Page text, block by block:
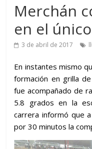
Merchán
en el
3 de abril de 2017
En instantes mismo
formación en grilla
fue acompañado de
5.8 grados en la
carrera informó que
por 30 minutos la